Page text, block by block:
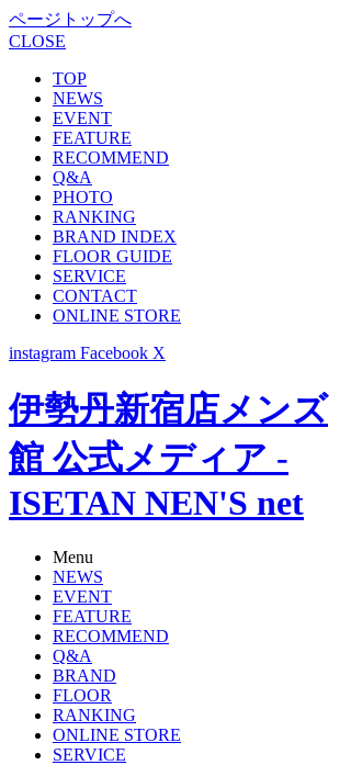
ページトップへ
CLOSE
TOP
NEWS
EVENT
FEATURE
RECOMMEND
Q&A
PHOTO
RANKING
BRAND INDEX
FLOOR GUIDE
SERVICE
CONTACT
ONLINE STORE
instagram Facebook X
伊勢丹新宿店メンズ
館 公式メディア -
ISETAN NEN'S net
Menu
NEWS
EVENT
FEATURE
RECOMMEND
Q&A
BRAND
FLOOR
RANKING
ONLINE STORE
SERVICE